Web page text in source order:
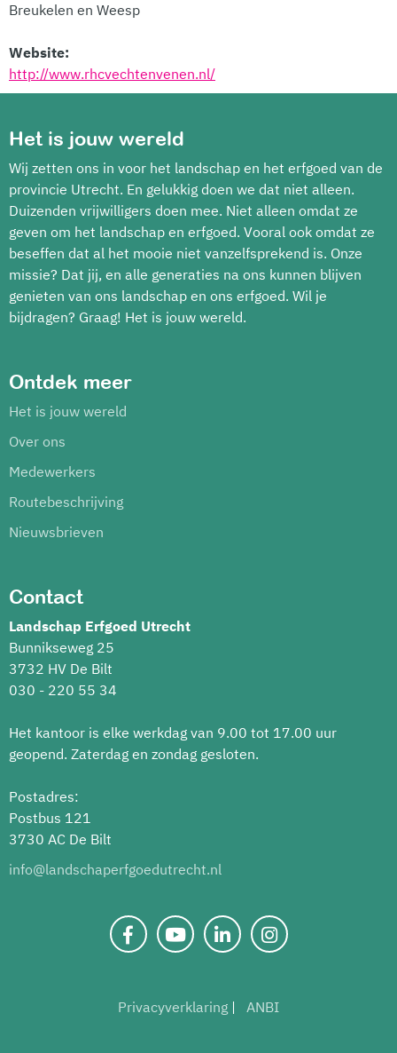
Breukelen en Weesp
Website:
http://www.rhcvechtenvenen.nl/
Het is jouw wereld
Wij zetten ons in voor het landschap en het erfgoed van de
provincie Utrecht. En gelukkig doen we dat niet alleen.
Duizenden vrijwilligers doen mee. Niet alleen omdat ze
geven om het landschap en erfgoed. Vooral ook omdat ze
beseffen dat al het mooie niet vanzelfsprekend is. Onze
missie? Dat jij, en alle generaties na ons kunnen blijven
genieten van ons landschap en ons erfgoed. Wil je
bijdragen? Graag! Het is jouw wereld.
Ontdek meer
Het is jouw wereld
Over ons
Medewerkers
Routebeschrijving
Nieuwsbrieven
Contact
Landschap Erfgoed Utrecht
Bunnikseweg 25
3732 HV De Bilt
030 - 220 55 34
Het kantoor is elke werkdag van 9.00 tot 17.00 uur
geopend. Zaterdag en zondag gesloten.
Postadres:
Postbus 121
3730 AC De Bilt
info@landschaperfgoedutrecht.nl
Privacyverklaring ANBI